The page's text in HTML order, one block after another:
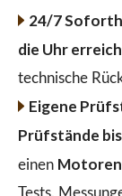
24/7
die Uhr
technische
Eigene
Prüfstände
einen